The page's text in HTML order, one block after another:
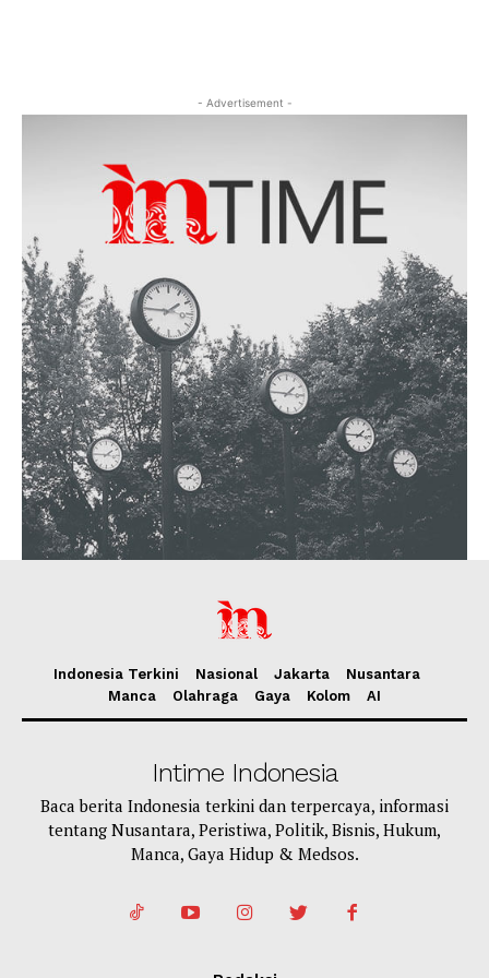
- Advertisement -
Indonesia Terkini Nasional Jakarta
Nusantara
Manca
Olahraga Gaya Kolom AI
Intime Indonesia
Baca berita Indonesia terkini dan terpercaya, informasi
tentang Nusantara, Peristiwa, Politik, Bisnis, Hukum,
Manca, Gaya Hidup & Medsos.